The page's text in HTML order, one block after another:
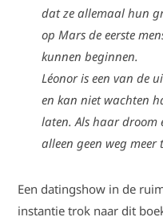
dat ze allemaal hun
op Mars de eerste
kunnen beginnen.
Léonor is een van de
en kan niet wachten
laten. Als haar droom
alleen geen weg meer
Een datingshow in de
instantie trok naar dit